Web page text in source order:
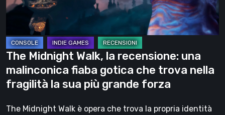
malinconica
gotica
che
trova
nella
fragilità
la
The Midnight Walk, la recensione: una
malinconica fiaba gotica che trova nella
fragilità la sua più grande forza
The Midnight Walk è opera che trova la propria identità